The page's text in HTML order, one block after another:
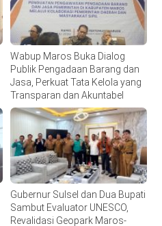
Wabup Maros Buka Dialog
Publik Pengadaan Barang dan
Jasa, Perkuat Tata Kelola yang
Transparan dan Akuntabel
Gubernur Sulsel dan Dua Bupati
Sambut Evaluator UNESCO,
Revalidasi Geopark Maros-